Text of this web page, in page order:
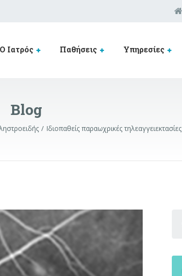
Ο Ιατρός Παθήσεις Υπηρεσίες
Blog
Ιδιοπαθείς παραωχρικές τηλεαγγειεκτασίες